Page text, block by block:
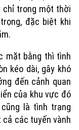
chỉ trong một thời
đặc biệt khi
mặt bằng thì tình
kéo dài, gây khó
đến cảnh quan
của khu vực đó
là tình trạng
các tuyến vành